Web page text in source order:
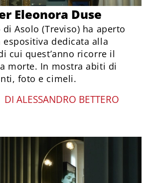
Eleonora Duse
Asolo (Treviso) ha aperto
espositiva dedicata alla
cui quest’anno ricorre il
morte. In mostra abiti di
foto e cimeli.
DI ALESSANDRO BETTERO